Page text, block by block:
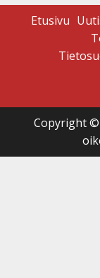
Etusivu
Copyright ©